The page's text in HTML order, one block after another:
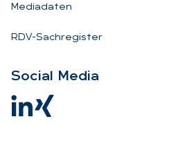
Mediadaten
RDV-Sachregister
So­ci­al Me­dia